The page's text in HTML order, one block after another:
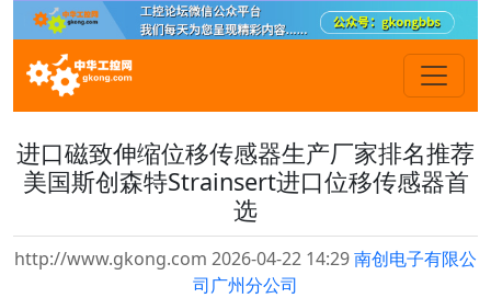
进口磁致伸缩位移传感器生产厂家排名推荐
美国斯创森特Strainsert进口位移传感器首
选
http://www.gkong.com 2026-04-22 14:29南创电子有限公
司广州分公司